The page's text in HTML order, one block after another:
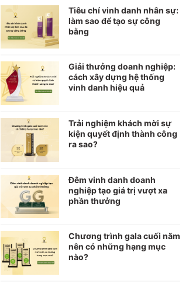
Tiêu chí vinh danh nhân sự:
làm sao để tạo sự công
bằng
Giải thưởng doanh nghiệp:
cách xây dựng hệ thống
vinh danh hiệu quả
Trải nghiệm khách mời sự
kiện quyết định thành công
ra sao?
Đêm vinh danh doanh
nghiệp tạo giá trị vượt xa
phần thưởng
Chương trình gala cuối năm
nên có những hạng mục
nào?